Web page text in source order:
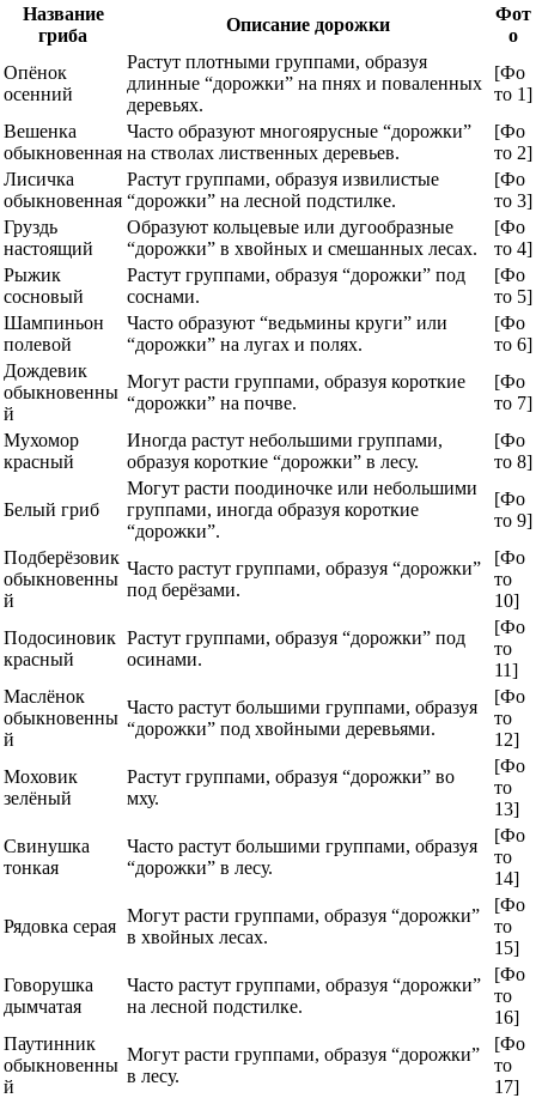
Название
гриба
Описание дорожки
Фот
о
Опёнок
осенний
Растут плотными группами, образуя
длинные “дорожки” на пнях и поваленных
деревьях.
[Фо
то 1]
Вешенка
обыкновенная
Часто образуют многоярусные “дорожки”
на стволах лиственных деревьев.
[Фо
то 2]
Лисичка
обыкновенная
Растут группами, образуя извилистые
“дорожки” на лесной подстилке.
[Фо
то 3]
Груздь
настоящий
Образуют кольцевые или дугообразные
“дорожки” в хвойных и смешанных лесах.
[Фо
то 4]
Рыжик
сосновый
Растут группами, образуя “дорожки” под
соснами.
[Фо
то 5]
Шампиньон
полевой
Часто образуют “ведьмины круги” или
“дорожки” на лугах и полях.
[Фо
то 6]
Дождевик
обыкновенны
й
Могут расти группами, образуя короткие
“дорожки” на почве.
[Фо
то 7]
Мухомор
красный
Иногда растут небольшими группами,
образуя короткие “дорожки” в лесу.
[Фо
то 8]
Белый гриб
Могут расти поодиночке или небольшими
группами, иногда образуя короткие
“дорожки”.
[Фо
то 9]
Подберёзовик
обыкновенны
й
Часто растут группами, образуя “дорожки”
под берёзами.
[Фо
то
10]
Подосиновик
красный
Растут группами, образуя “дорожки” под
осинами.
[Фо
то
11]
Маслёнок
обыкновенны
й
Часто растут большими группами, образуя
“дорожки” под хвойными деревьями.
[Фо
то
12]
Моховик
зелёный
Растут группами, образуя “дорожки” во
мху.
[Фо
то
13]
Свинушка
тонкая
Часто растут большими группами, образуя
“дорожки” в лесу.
[Фо
то
14]
Рядовка серая
Могут расти группами, образуя “дорожки”
в хвойных лесах.
[Фо
то
15]
Говорушка
дымчатая
Часто растут группами, образуя “дорожки”
на лесной подстилке.
[Фо
то
16]
Паутинник
обыкновенны
й
Могут расти группами, образуя “дорожки”
в лесу.
[Фо
то
17]